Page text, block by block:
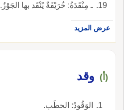
ـ مِنْقَدَةُ: خُرَيْفَةٌ يُنْقَد بها الجَوْزُ.
عرض المزيد
(أ) وقد
الوَقُودُ: الحطَب.